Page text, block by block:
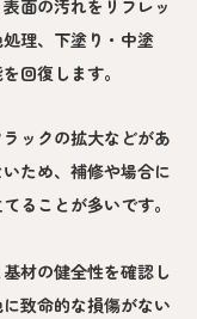
面の汚れをリフレッ
理、下塗り・中塗
回復します。
ックの拡大などがあ
ため、補修や場合に
ることが多いです。
材の健全性を確認し
致命的な損傷がない